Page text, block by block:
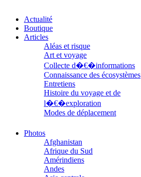
Bluntzer Christophe
Bobin Mathieu
Boch Anne-Laure
Boch Julie
Boclet-Weller Robin
Boillot Henri
Bonnem Éric
Boudart Jean-Louis
Bougault Laurence
Boulnois Lucette
Bourgault Pierrick
Brossier Éric
Buchy Franck
Buffon Bertrand
Buiron Daphné
Busquet Gérard
Actualité
Boutique
Articles
Aléas et risque
Art et voyage
Collecte d�€�informations
Connaissance des écosystèmes
Entretiens
Histoire du voyage et de
l�€�exploration
Modes de déplacement
Parcours choisis
Patrimoine
Petite ethnographie
Portraits
Questions de survie
Réflexions
Photos
Afghanistan
Afrique du Sud
Amérindiens
Andes